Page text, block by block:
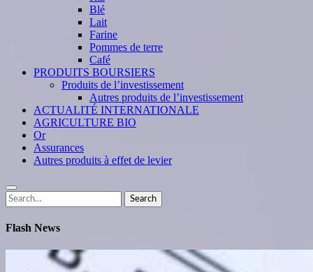
Blé
Lait
Farine
Pommes de terre
Café
PRODUITS BOURSIERS
Produits de l’investissement
Autres produits de l’investissement
ACTUALITÉ INTERNATIONALE
AGRICULTURE BIO
Or
Assurances
Autres produits à effet de levier
Search
for:
Search
Flash News